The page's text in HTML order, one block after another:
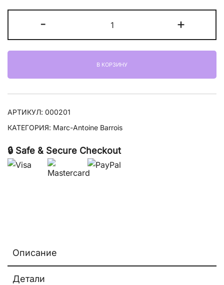
–
27500,00 ₽
-
товара
Marc-
Barrois
Ganymede
+
В КОРЗИНУ
АРТИКУЛ: 000201
КАТЕГОРИЯ: Marc-Antoine Barrois
🔒 Safe & Secure Checkout
Описание
Детали